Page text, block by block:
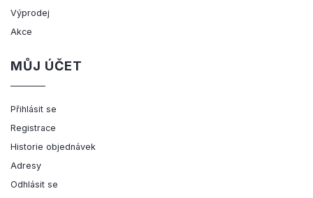
Výprodej
Akce
MŮJ ÚČET
Přihlásit se
Registrace
Historie objednávek
Adresy
Odhlásit se